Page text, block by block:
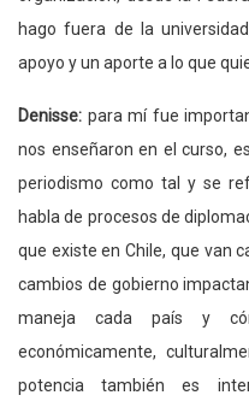
hago fuera de la
apoyo y un aporte a lo que
Denisse: para mí fue
nos enseñaron en el curso,
periodismo como tal y se
habla de procesos de
que existe en Chile, que van
cambios de gobierno
maneja cada país y
económicamente,
potencia también es